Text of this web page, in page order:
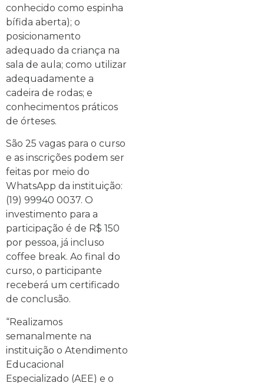
conhecido como espinha
bífida aberta); o
posicionamento
adequado da criança na
sala de aula; como utilizar
adequadamente a
cadeira de rodas; e
conhecimentos práticos
de órteses.
São 25 vagas para o curso
e as inscrições podem ser
feitas por meio do
WhatsApp da instituição:
(19) 99940 0037. O
investimento para a
participação é de R$ 150
por pessoa, já incluso
coffee break. Ao final do
curso, o participante
receberá um certificado
de conclusão.
“Realizamos
semanalmente na
instituição o Atendimento
Educacional
Especializado (AEE) e o